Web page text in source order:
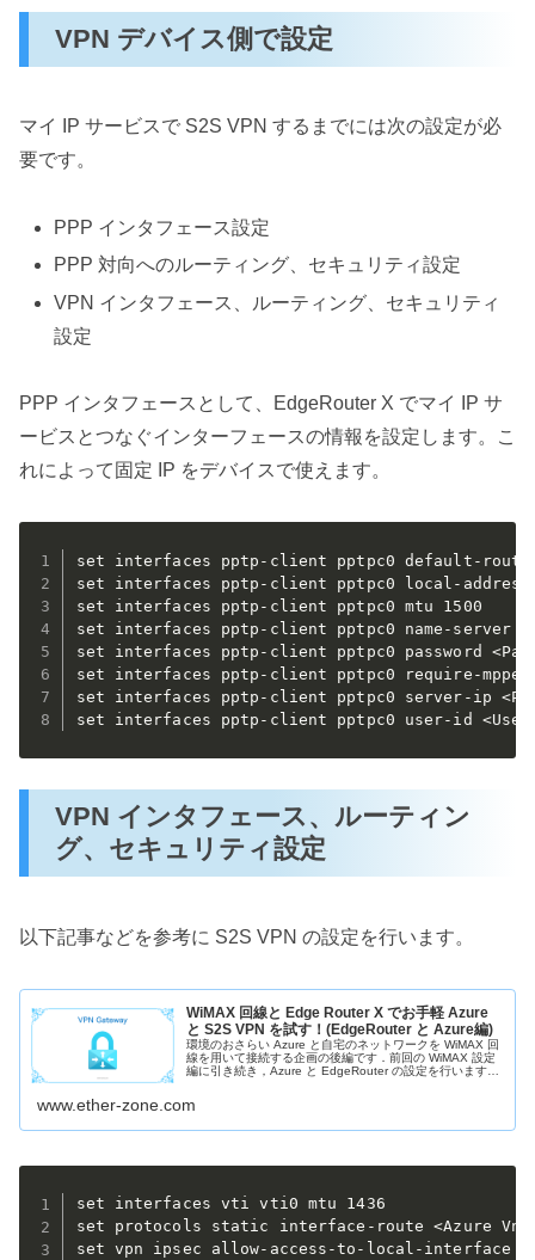
VPN デバイス側で設定
マイ IP サービスで S2S VPN するまでには次の設定が必
要です。
PPP インタフェース設定
PPP 対向へのルーティング、セキュリティ設定
VPN インタフェース、ルーティング、セキュリティ
設定
PPP インタフェースとして、EdgeRouter X でマイ IP サ
ービスとつなぐインターフェースの情報を設定します。こ
れによって固定 IP をデバイスで使えます。
set interfaces pptp-client pptpc0 default-route
set interfaces pptp-client pptpc0 local-address
set interfaces pptp-client pptpc0 mtu 1500
set interfaces pptp-client pptpc0 name-server
set interfaces pptp-client pptpc0 password
set interfaces pptp-client pptpc0 require-mppe
set interfaces pptp-client pptpc0 server-ip
set interfaces pptp-client pptpc0 user-id <User
VPN インタフェース、ルーティン
グ、セキュリティ設定
以下記事などを参考に S2S VPN の設定を行います。
WiMAX 回線と Edge Router X でお手軽 Azure
と S2S VPN を試す！(EdgeRouter と Azure編)
環境のおさらい Azure と自宅のネットワークを WiMAX 回
線を用いて接続する企画の後編です．前回の WiMAX 設定
編に引き続き，Azure と EdgeRouter の設定を行います．
www.ether-zone.com
set interfaces vti vti0 mtu 1436
set protocols static interface-route <Azure
set vpn ipsec allow-access-to-local-interface